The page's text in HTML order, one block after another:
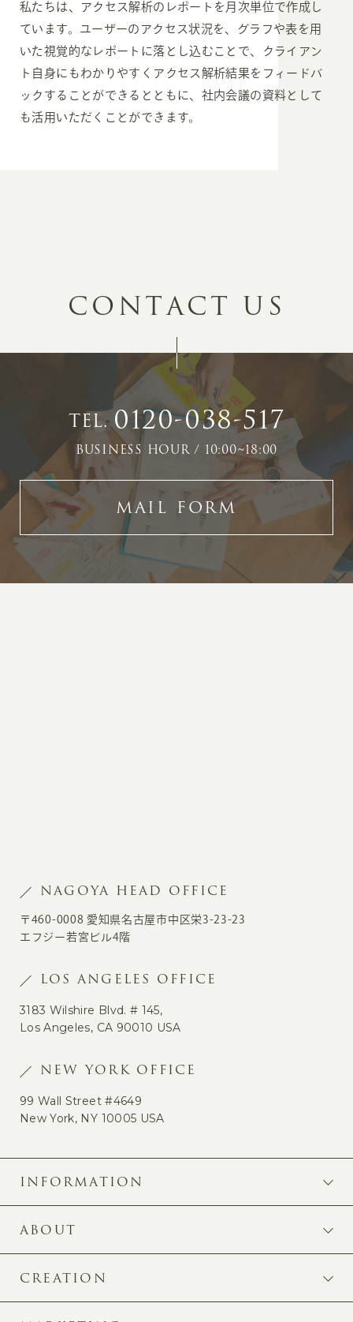
私たちは、アクセス解析のレポートを月次単位で作成し
ています。ユーザーのアクセス状況を、グラフや表を用
いた視覚的なレポートに落とし込むことで、クライアン
ト自身にもわかりやすくアクセス解析結果をフィードバ
ックすることができるとともに、社内会議の資料として
も活用いただくことができます。
CONTACT US
TEL.0120-038-517
BUSINESS HOUR / 10:00~18:00
MAIL FORM
NAGOYA HEAD OFFICE
〒460-0008 愛知県名古屋市中区栄3-23-23
エフジー若宮ビル4階
LOS ANGELES OFFICE
3183 Wilshire Blvd. # 145,
Los Angeles, CA 90010 USA
NEW YORK OFFICE
99 Wall Street #4649
New York, NY 10005 USA
INFORMATION
ABOUT
CREATION